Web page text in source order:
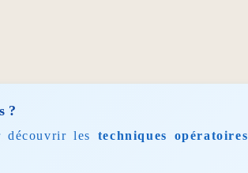
?
découvrir les techniques opératoires